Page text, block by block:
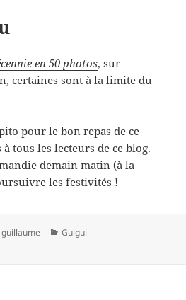
en 50 photos, sur
certaines sont à la limite du
pour le bon repas de ce
tous les lecteurs de ce blog.
demain matin (à la
les festivités !
Auteur
guillaume Catégories
Guigui